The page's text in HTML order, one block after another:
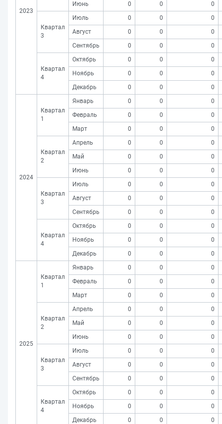
2023
Июнь
0 0 0
Квартал
3
Июль 0 0
0
Август
0 0
0
Сентябрь
0 0 0
Квартал
4
Октябрь 0 0
0
Ноябрь
0 0
0
Декабрь
0 0 0
2024
Квартал
1
Январь 0 0
0
Февраль
0 0
0
Март
0 0 0
Квартал
2
Апрель 0 0
0
Май
0 0
0
Июнь
0 0 0
Квартал
3
Июль 0 0
0
Август
0 0
0
Сентябрь
0 0 0
Квартал
4
Октябрь 0 0
0
Ноябрь
0 0
0
Декабрь
0 0 0
2025
Квартал
1
Январь 0 0
0
Февраль
0 0
0
Март
0 0 0
Квартал
2
Апрель 0 0
0
Май
0 0
0
Июнь
0 0 0
Квартал
3
Июль 0 0
0
Август
0 0
0
Сентябрь
0 0 0
Квартал
4
Октябрь 0 0
0
Ноябрь
0 0
0
Декабрь
0 0 0